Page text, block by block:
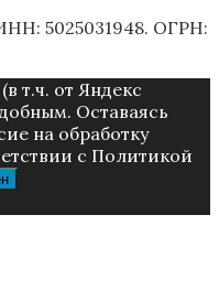
5025031948. ОГРН:
т.ч. от Яндекс
Ocтaвaяcь
нa oбpaбoтку
с Пoлитикой